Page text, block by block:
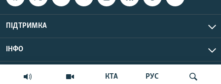
КТА РУС
ПІДТРИМКА
ІНФО
© Крим.Реалії, 2026 | Усі права застережено.